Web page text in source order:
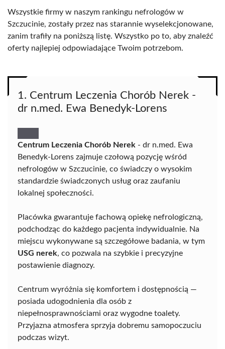
Wszystkie firmy w naszym rankingu nefrologów w
Szczucinie, zostały przez nas starannie wyselekcjonowane,
zanim trafiły na poniższą listę. Wszystko po to, aby znaleźć
oferty najlepiej odpowiadające Twoim potrzebom.
1. Centrum Leczenia Chorób Nerek -
dr n.med. Ewa Benedyk-Lorens
Centrum Leczenia Chorób Nerek - dr n.med. Ewa
Benedyk-Lorens zajmuje czołową pozycję wśród
nefrologów w Szczucinie, co świadczy o wysokim
standardzie świadczonych usług oraz zaufaniu
lokalnej społeczności.
Placówka gwarantuje fachową opiekę nefrologiczną,
podchodząc do każdego pacjenta indywidualnie. Na
miejscu wykonywane są szczegółowe badania, w tym
USG nerek, co pozwala na szybkie i precyzyjne
postawienie diagnozy.
Centrum wyróżnia się komfortem i dostępnością —
posiada udogodnienia dla osób z
niepełnosprawnościami oraz wygodne toalety.
Przyjazna atmosfera sprzyja dobremu samopoczuciu
podczas wizyt.